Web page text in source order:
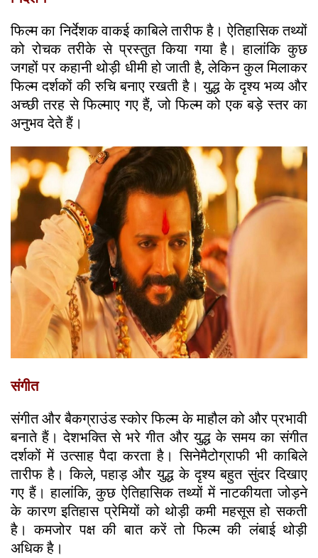
फिल्म का निर्देशक वाकई काबिले तारीफ है। ऐतिहासिक तथ्यों
को रोचक तरीके से प्रस्तुत किया गया है। हालांकि कुछ
जगहों पर कहानी थोड़ी धीमी हो जाती है, लेकिन कुल मिलाकर
फिल्म दर्शकों की रुचि बनाए रखती है। युद्ध के दृश्य भव्य और
अच्छी तरह से फिल्माए गए हैं, जो फिल्म को एक बड़े स्तर का
अनुभव देते हैं।
संगीत
संगीत और बैकग्राउंड स्कोर फिल्म के माहौल को और प्रभावी
बनाते हैं। देशभक्ति से भरे गीत और युद्ध के समय का संगीत
दर्शकों में उत्साह पैदा करता है। सिनेमैटोग्राफी भी काबिले
तारीफ है। किले, पहाड़ और युद्ध के दृश्य बहुत सुंदर दिखाए
गए हैं। हालांकि, कुछ ऐतिहासिक तथ्यों में नाटकीयता जोड़ने
के कारण इतिहास प्रेमियों को थोड़ी कमी महसूस हो सकती
है। कमजोर पक्ष की बात करें तो फिल्म की लंबाई थोड़ी
अधिक है।